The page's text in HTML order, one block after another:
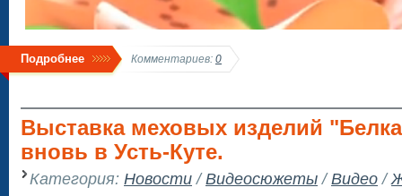
Подробнее Комментариев: 0
Выставка меховых изделий
вновь в Усть-Куте.
Категория: Новости/Видеосюжеты/Видео/